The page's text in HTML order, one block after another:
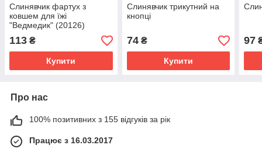
Слинявчик фартух з
ковшем для їжі
"Ведмедик" (20126)
113 ₴
Купити
Слинявчик трикутний на
кнопці
74₴
Купити
97
Про нас
100% позитивних з 155 відгуків за рік
Працює з 16.03.2017